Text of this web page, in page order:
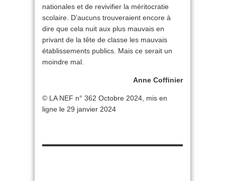
nationales et de revivifier la méritocratie
scolaire. D’aucuns trouveraient encore à
dire que cela nuit aux plus mauvais en
privant de la tête de classe les mauvais
établissements publics. Mais ce serait un
moindre mal.
Anne Coffinier
© LA NEF n° 362 Octobre 2024, mis en
ligne le 29 janvier 2024